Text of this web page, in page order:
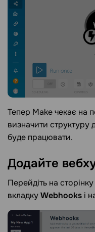
Тепер Make чекає на
визначити структуру
буде працювати.
Додайте
Перейдіть на
вкладкуWebhooks і